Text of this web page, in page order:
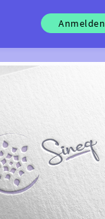
Anmelden